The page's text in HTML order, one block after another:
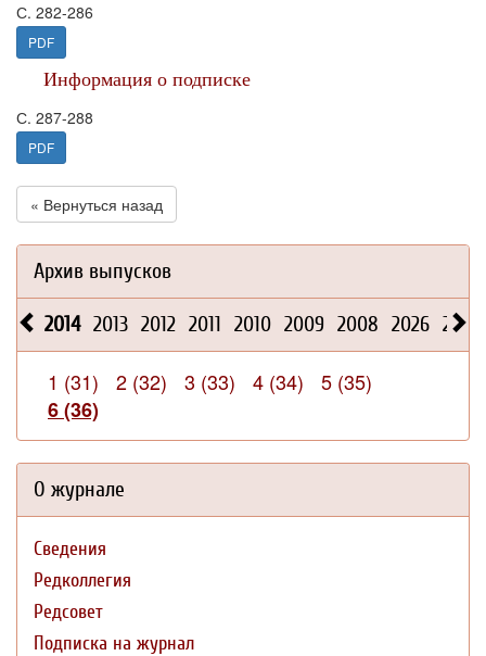
С. 282-286
PDF
Информация о подписке
С. 287-288
PDF
« Вернуться назад
Архив выпусков
2014 2013 2012 2011 2010 2009 2008 2026 2025
1 (31) 2 (32) 3 (33) 4 (34)
5 (35)
6 (36)
О журнале
Сведения
Редколлегия
Редсовет
Подписка на журнал